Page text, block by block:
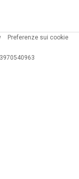
Preferenze sui cookie